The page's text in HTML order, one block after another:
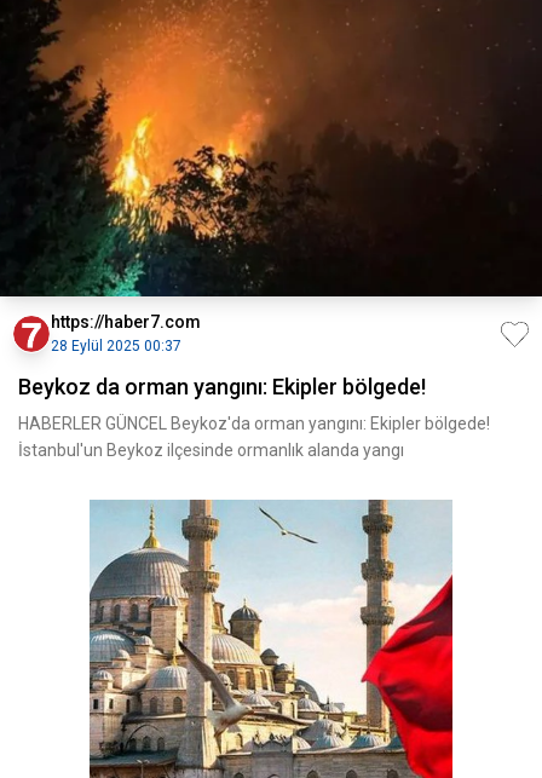
https://haber7.com
28 Eylül 2025 00:37
Beykoz da orman yangını: Ekipler bölgede!
HABERLER GÜNCEL Beykoz'da orman yangını: Ekipler bölgede!
İstanbul'un Beykoz ilçesinde ormanlık alanda yangı